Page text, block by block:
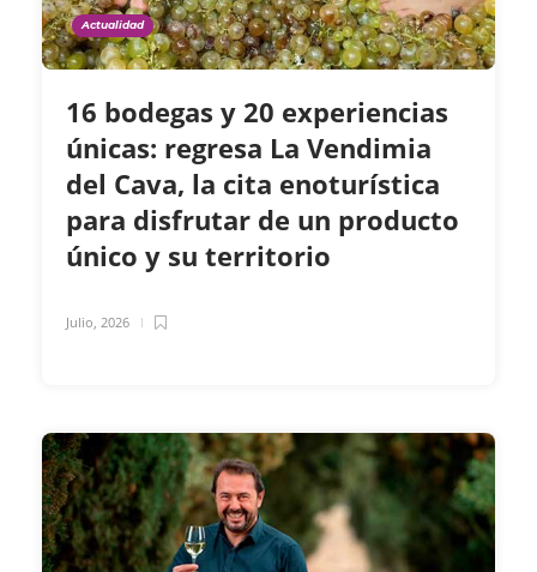
Actualidad
16 bodegas y 20 experiencias
únicas: regresa La Vendimia
del Cava, la cita enoturística
para disfrutar de un producto
único y su territorio
Julio, 2026